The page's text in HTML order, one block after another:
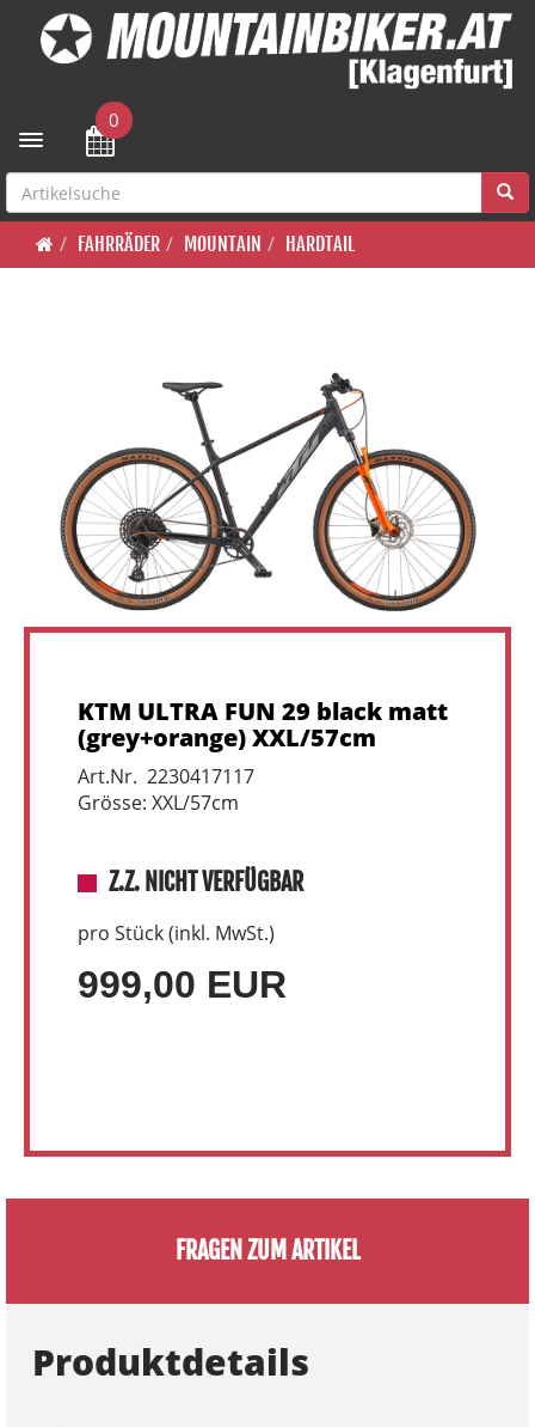
Toggle navigation
0
FAHRRÄDER MOUNTAIN HARDTAIL
KTM ULTRA FUN 29 black matt
(grey+orange) XXL/57cm
Art.Nr. 2230417117
Grösse: XXL/57cm
Z.Z. NICHT VERFÜGBAR
pro Stück (inkl. MwSt.)
999,00 EUR
FRAGEN ZUM ARTIKEL
Produktdetails